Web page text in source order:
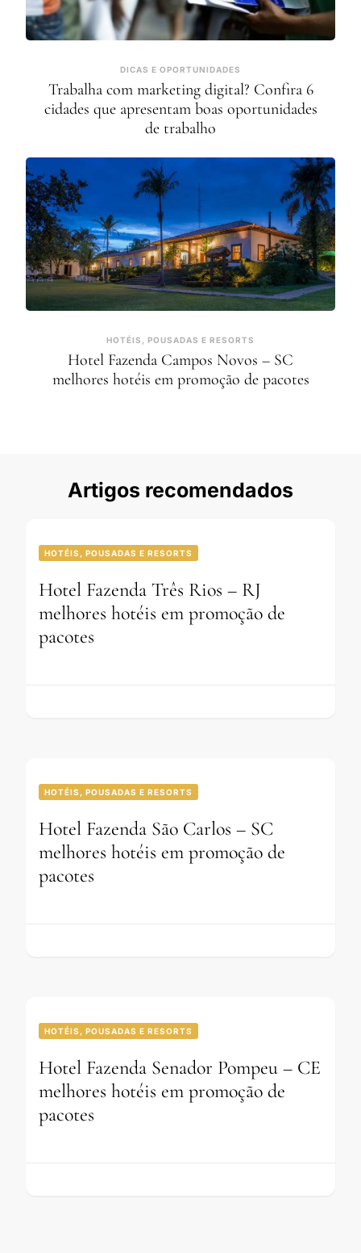
DICAS E OPORTUNIDADES
Trabalha com marketing digital? Confira 6
cidades que apresentam boas oportunidades
de trabalho
HOTÉIS, POUSADAS E RESORTS
Hotel Fazenda Campos Novos – SC
melhores hotéis em promoção de pacotes
Artigos recomendados
HOTÉIS, POUSADAS E RESORTS
Hotel Fazenda Três Rios – RJ
melhores hotéis em promoção de
pacotes
HOTÉIS, POUSADAS E RESORTS
Hotel Fazenda São Carlos – SC
melhores hotéis em promoção de
pacotes
HOTÉIS, POUSADAS E RESORTS
Hotel Fazenda Senador Pompeu – CE
melhores hotéis em promoção de
pacotes